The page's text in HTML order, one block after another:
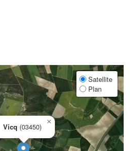
Vicq (03450)
×
Satellite
Plan